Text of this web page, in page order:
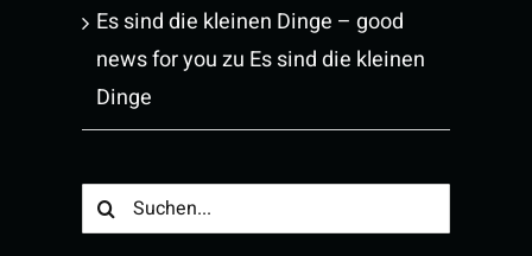
Es sind die kleinen Dinge – good
news for youzu Es sind die kleinen
Dinge
Suche
nach: